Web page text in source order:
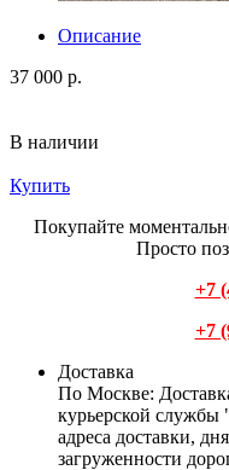
Описание
37 000 р.
В наличии
Купить
Покупайте
Просто
+7
+7
Доставка
По Москве:
курьерской службы
адреса доставки,
загруженности